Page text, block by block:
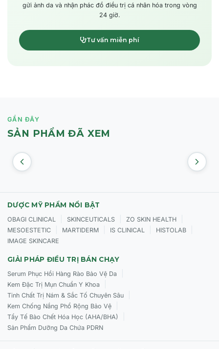
gửi ảnh da và nhận phác đồ điều trị cá nhân hóa trong vòng
24 giờ.
Tư vấn miễn phí
GẦN ĐÂY
SẢN PHẨM ĐÃ XEM
DƯỢC MỸ PHẨM NỔI BẬT
OBAGI CLINICAL SKINCEUTICALS ZO SKIN HEALTH
MESOESTETIC MARTIDERM IS CLINICAL HISTOLAB
IMAGE SKINCARE
GIẢI PHÁP ĐIỀU TRỊ BÁN CHẠY
Serum Phục Hồi Hàng Rào Bảo Vệ Da
Kem Đặc Trị Mụn Chuẩn Y Khoa
Tinh Chất Trị Nám & Sắc Tố Chuyên Sâu
Kem Chống Nắng Phổ Rộng Bảo Vệ
Tẩy Tế Bào Chết Hóa Học (AHA/BHA)
Sản Phẩm Dưỡng Da Chứa PDRN